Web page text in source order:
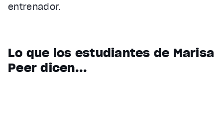
entrenador.
Lo que los estudiantes de Marisa
Peer dicen...